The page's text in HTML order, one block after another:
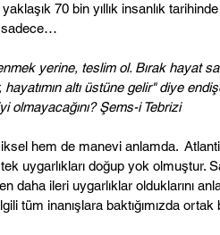
70 bin yıllık insanlık tarihinde
sadece…
yerine, teslim ol. Bırak hayat
altı üstüne gelir" diye
olmayacağını? Şems-i Tebrizi
hem de manevi anlamda.
uygarlıkları doğup yok olmuştur.
daha ileri uygarlıklar olduklarını
tüm inanışlara baktığımızda